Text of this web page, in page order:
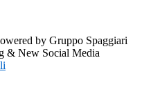
by Gruppo Spaggiari
& New Social Media